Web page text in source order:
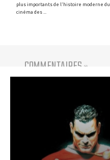
plus importants de l'histoire moderne du
cinéma des ...
COMMENTAIRES (0)